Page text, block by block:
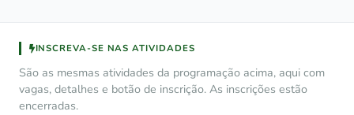
INSCREVA-SE NAS ATIVIDADES
São as mesmas atividades da programação acima, aqui com
vagas, detalhes e botão de inscrição. As inscrições estão
encerradas.